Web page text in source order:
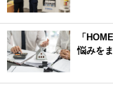
「
悩みを